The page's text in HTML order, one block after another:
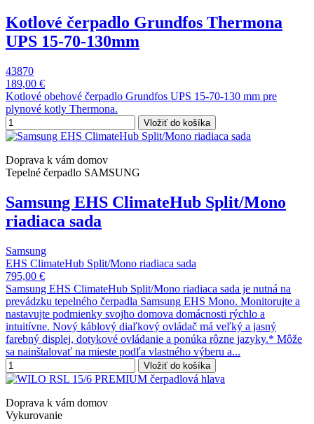
Kotlové čerpadlo Grundfos Thermona
UPS 15-70-130mm
43870
189,00 €
Kotlové obehové čerpadlo Grundfos UPS 15-70-130 mm pre
plynové kotly Thermona.
Vložiť do košíka
Doprava k vám domov
Tepelné čerpadlo SAMSUNG
Samsung EHS ClimateHub Split/Mono
riadiaca sada
Samsung
EHS ClimateHub Split/Mono riadiaca sada
795,00 €
Samsung EHS ClimateHub Split/Mono riadiaca sada je nutná na
prevádzku tepelného čerpadla Samsung EHS Mono. Monitorujte a
nastavujte podmienky svojho domova domácnosti rýchlo a
intuitívne. Nový káblový diaľkový ovládač má veľký a jasný
farebný displej, dotykové ovládanie a ponúka rôzne jazyky.* Môže
sa nainštalovať na mieste podľa vlastného výberu a...
Vložiť do košíka
Doprava k vám domov
Vykurovanie